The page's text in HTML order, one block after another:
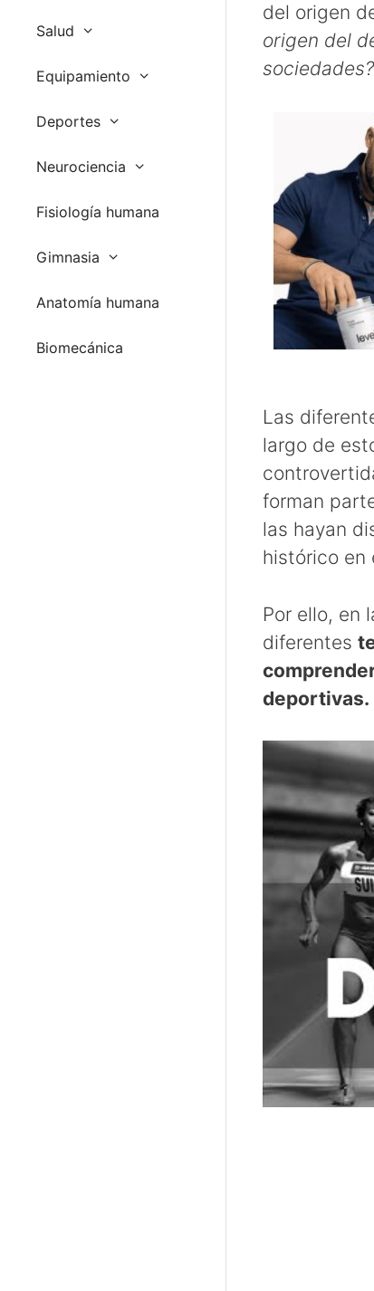
Salud
Equipamiento
Deportes
Neurociencia
Fisiología humana
Gimnasia
Anatomía humana
Biomecánica
del origen
origen del
sociedades?
Las
largo de
forman
las hayan
histórico en
Por ello, en
diferentes
deportivas.